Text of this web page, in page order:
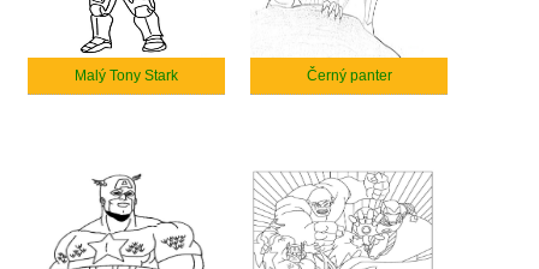
Malý Tony Stark Černý panter